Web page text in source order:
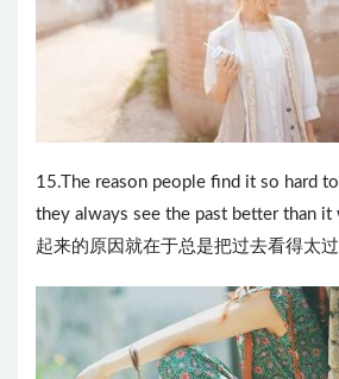
15.The reason people find it so hard
they always see the past better than it
起来的原因就在于总是把过去看得太过